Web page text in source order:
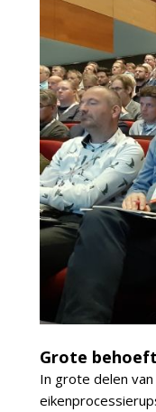
Grote
In grote delen